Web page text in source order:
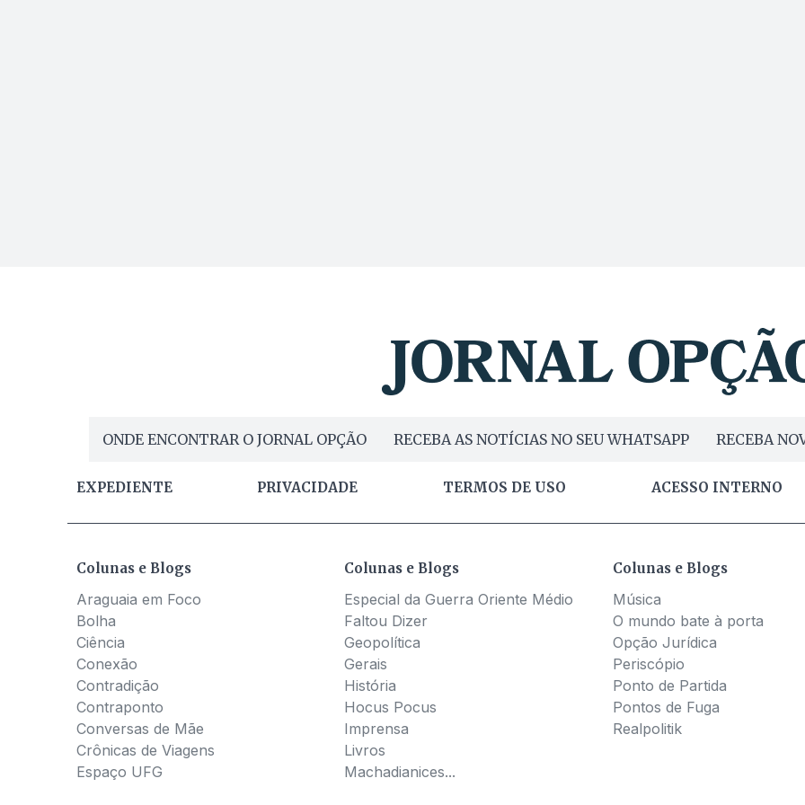
ONDE ENCONTRAR O JORNAL OPÇÃO RECEBA AS NOTÍCIAS NO SEU WHATSAPP RECEBA
EXPEDIENTE PRIVACIDADE TERMOS DE USO ACESSO INTERNO
Colunas e Blogs
Araguaia em Foco
Bolha
Ciência
Conexão
Contradição
Contraponto
Conversas de Mãe
Crônicas de Viagens
Espaço UFG
Colunas e Blogs
Especial da Guerra Oriente Médio
Faltou Dizer
Geopolítica
Gerais
História
Hocus Pocus
Imprensa
Livros
Machadianices...
Colunas e Blogs
Música
O mundo bate à porta
Opção Jurídica
Periscópio
Ponto de Partida
Pontos de Fuga
Realpolitik